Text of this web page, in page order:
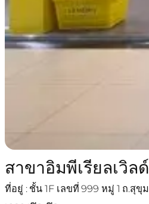
สาขาอิมพีเรียลเวิล
ที่อยู่ : ชั้น 1F เลขที่ 999 หมู่ 1 ถ.สุขุ